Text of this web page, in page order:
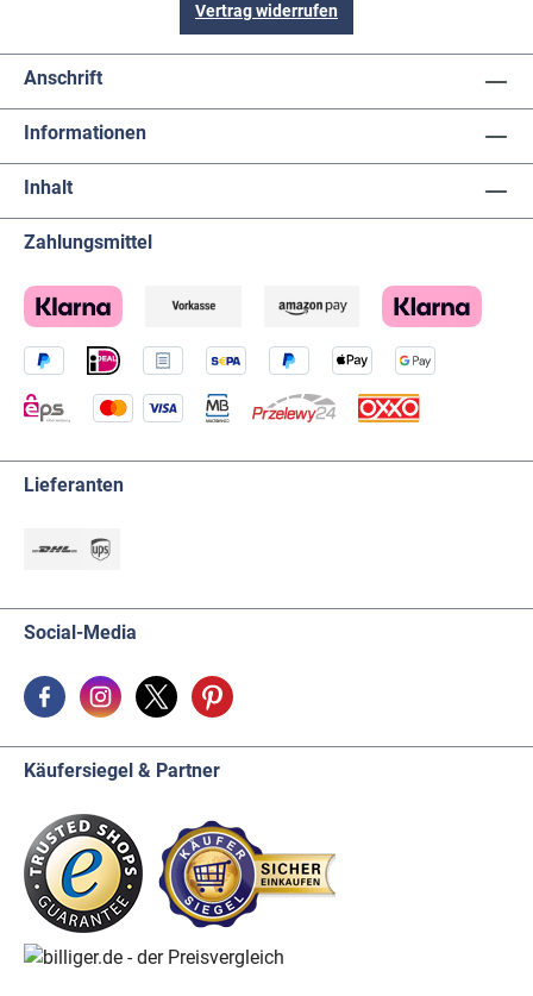
Vertrag widerrufen
Anschrift
Informationen
Inhalt
Zahlungsmittel
Lieferanten
Social-Media
Käufersiegel & Partner